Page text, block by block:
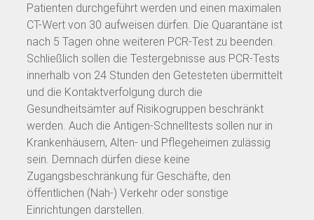
Patienten durchgeführt werden und einen maximalen
CT-Wert von 30 aufweisen dürfen. Die Quarantäne ist
nach 5 Tagen ohne weiteren PCR-Test zu beenden.
Schließlich sollen die Testergebnisse aus PCR-Tests
innerhalb von 24 Stunden den Getesteten übermittelt
und die Kontaktverfolgung durch die
Gesundheitsämter auf Risikogruppen beschränkt
werden. Auch die Antigen-Schnelltests sollen nur in
Krankenhäusern, Alten- und Pflegeheimen zulässig
sein. Demnach dürfen diese keine
Zugangsbeschränkung für Geschäfte, den
öffentlichen (Nah-) Verkehr oder sonstige
Einrichtungen darstellen.